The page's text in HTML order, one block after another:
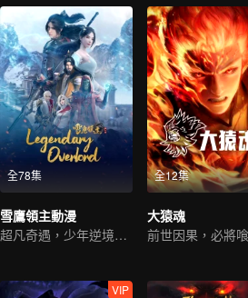
全78集
雪鷹領主動漫
超凡奇遇，少年逆境重生
全12集
大猿魂
VIP